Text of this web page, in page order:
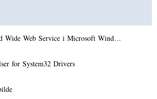
Wide Web Service i Microsoft Wind…
for System32 Drivers